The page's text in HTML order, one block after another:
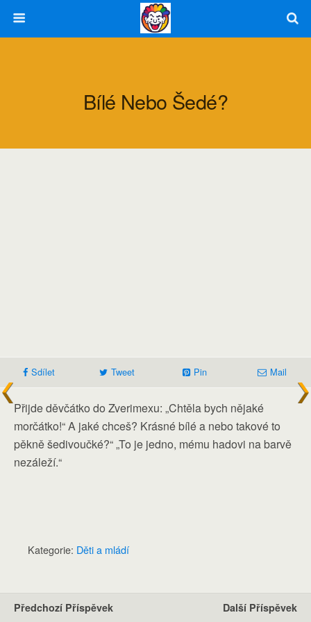
Bílé Nebo Šedé?
Sdílet Tweet Pin Mail
Přijde děvčátko do Zverimexu: „Chtěla bych nějaké
morčátko!“ A jaké chceš? Krásné bílé a nebo takové to
pěkně šedivoučké?“ „To je jedno, mému hadovi na barvě
nezáleží.“
Kategorie: Děti a mládí
Předchozí Příspěvek Další Příspěvek